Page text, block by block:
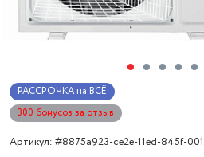
РАССРОЧКА на ВСЁ
300 бонусов за отзыв
Артикул: #8875a923-ce2e-11ed-845f-